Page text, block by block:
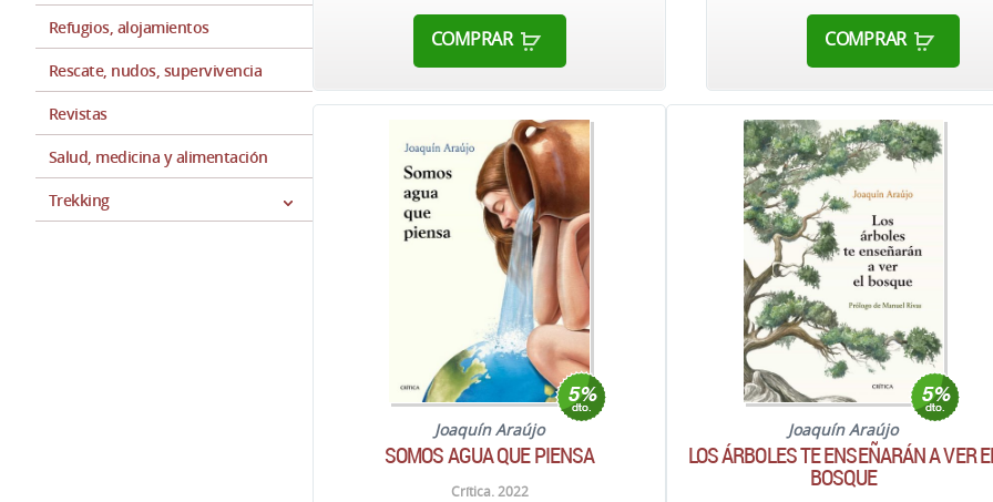
Refugios, alojamientos
Rescate, nudos, supervivencia
Revistas
Salud, medicina y alimentación
Trekking
COMPRAR COMPRAR
Joaquín Araújo
SOMOS AGUA QUE PIENSA
Crítica. 2022
Joaquín Araújo
LOS ÁRBOLES TE ENSEÑARÁN A VER
BOSQUE